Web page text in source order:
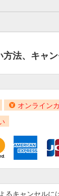
方法、キャ
オンライン
るキャンセルに